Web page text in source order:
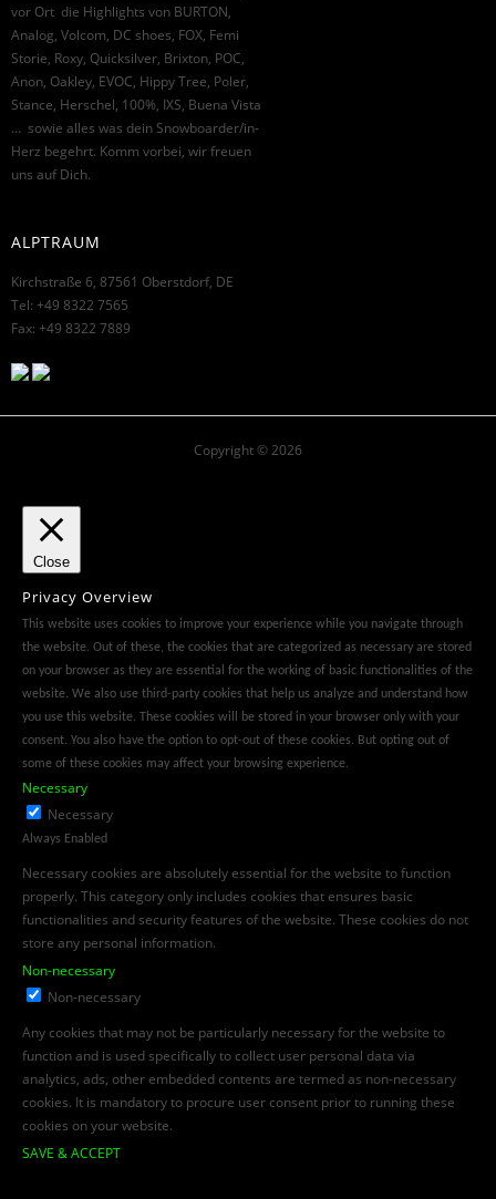
vor Ort die Highlights von BURTON,
Analog, Volcom, DC shoes, FOX, Femi
Storie, Roxy, Quicksilver, Brixton, POC,
Anon, Oakley, EVOC, Hippy Tree, Poler,
Stance, Herschel, 100%, IXS, Buena Vista
… sowie alles was dein Snowboarder/in-
Herz begehrt. Komm vorbei, wir freuen
uns auf Dich.
ALPTRAUM
Kirchstraße 6, 87561 Oberstdorf, DE
Tel: +49 8322 7565
Fax: +49 8322 7889
Copyright © 2026
Close
Privacy Overview
This website uses cookies to improve your experience while you navigate through
the website. Out of these, the cookies that are categorized as necessary are stored
on your browser as they are essential for the working of basic functionalities of the
website. We also use third-party cookies that help us analyze and understand how
you use this website. These cookies will be stored in your browser only with your
consent. You also have the option to opt-out of these cookies. But opting out of
some of these cookies may affect your browsing experience.
Necessary
Necessary
Always Enabled
Necessary cookies are absolutely essential for the website to function
properly. This category only includes cookies that ensures basic
functionalities and security features of the website. These cookies do not
store any personal information.
Non-necessary
Non-necessary
Any cookies that may not be particularly necessary for the website to
function and is used specifically to collect user personal data via
analytics, ads, other embedded contents are termed as non-necessary
cookies. It is mandatory to procure user consent prior to running these
cookies on your website.
SAVE & ACCEPT